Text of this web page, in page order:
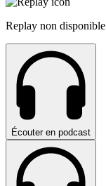
Replay non disponible
Écouter en podcast